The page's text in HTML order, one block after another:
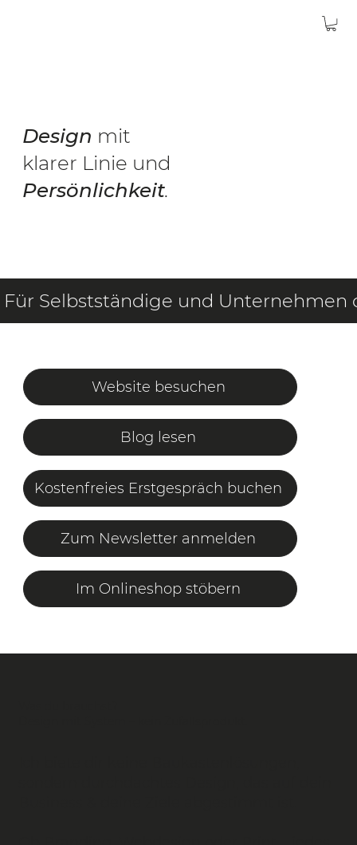
Design mit
klarer Linie und
Persönlichkeit.
Für Selbstständige und Unternehmen
Website besuchen
Blog lesen
Kostenfreies Erstgespräch buchen
Zum Newsletter anmelden
Im Onlineshop stöbern